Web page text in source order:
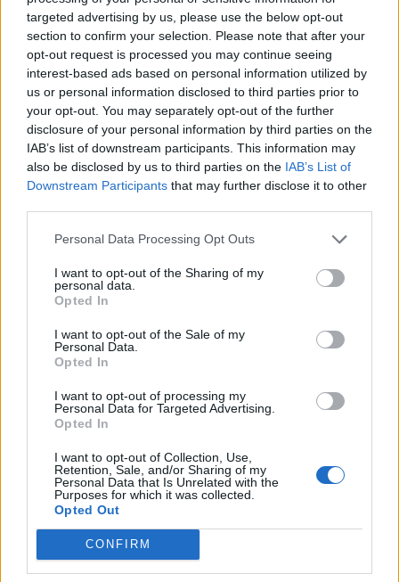
targeted advertising by us, please use the below opt-out
section to confirm your selection. Please note that after your
opt-out request is processed you may continue seeing
interest-based ads based on personal information utilized by
us or personal information disclosed to third parties prior to
your opt-out. You may separately opt-out of the further
disclosure of your personal information by third parties on the
IAB’s list of downstream participants. This information may
also be disclosed by us to third parties on the IAB’s List of
Downstream Participants that may further disclose it to other
Personal Data Processing Opt Outs
I want to opt-out of the Sharing of my
personal data.
Opted In
I want to opt-out of the Sale of my
Personal Data.
Opted In
I want to opt-out of processing my
Personal Data for Targeted Advertising.
Opted In
I want to opt-out of Collection, Use,
Retention, Sale, and/or Sharing of my
Personal Data that Is Unrelated with the
Purposes for which it was collected.
Opted Out
CONFIRM
Νέα έρευνα: Οι γυναίκες με δύο έως τρία παιδιά γερνούν
πιο αργά
23:31
Ολική έκλειψη ηλίου: Στις 12 Αυγούστου θα σκοτεινιάσει
η μισή Ευρώπη
23:21
Τουρισμός: Με θετικό πρόσημο έως τώρα, παρά τα
σκαμπανεβάσματα, η χρονιά
Ιταλία-Ισπανία: Κλιμακώνεται η σύγκρουση για τη
23:09
συγκρούστηκε με μηχανή αστυνομικών της ΔΙΑΣ - Δείτε
βίντεο
22:59
Νέα πρόκληση Φιντάν: «Η σταθερότητα στην Κύπρο
οφείλεται στην παρουσία Τούρκων στρατιωτών»
22:53
Διακινούσαν ναρκωτικά στην Πανεπιστημιούπολη του
Ζωγράφου
Σητεία: Ένα τσιγάρο παραλίγο να βάλει φωτιά στις
Λιθίνες